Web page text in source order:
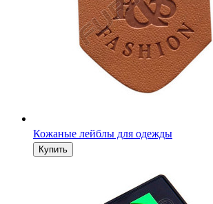
Кожаные лейблы для одежды